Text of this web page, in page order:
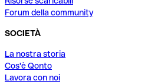
Forum della community
SOCIETÀ
La nostra storia
Cos'è Qonto
Lavora con noi